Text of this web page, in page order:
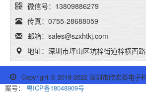
微信号：13809886279
传真：0755-28688059
邮箱：sales@szxhtkj.com
地址：深圳市坪山区坑梓街道梓横西
Copyright © 2018-2022 深圳市欣宏泰电子
案号：
粤ICP备18048909号